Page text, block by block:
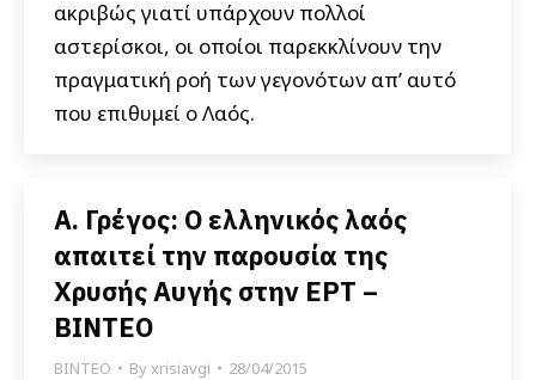
ακριβώς γιατί υπάρχουν πολλοί
αστερίσκοι, οι οποίοι παρεκκλίνουν την
πραγματική ροή των γεγονότων απ’ αυτό
που επιθυμεί ο Λαός.
Α. Γρέγος: Ο ελληνικός λαός
απαιτεί την παρουσία της
Χρυσής Αυγής στην ΕΡΤ –
ΒΙΝΤΕΟ
ΒΙΝΤΕΟ Byxrisiavgi 28/04/2015